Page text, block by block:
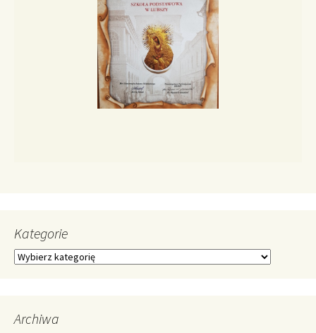
Kategorie
Kategorie
Archiwa